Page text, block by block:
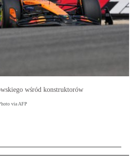
wśród konstruktorów
via AFP